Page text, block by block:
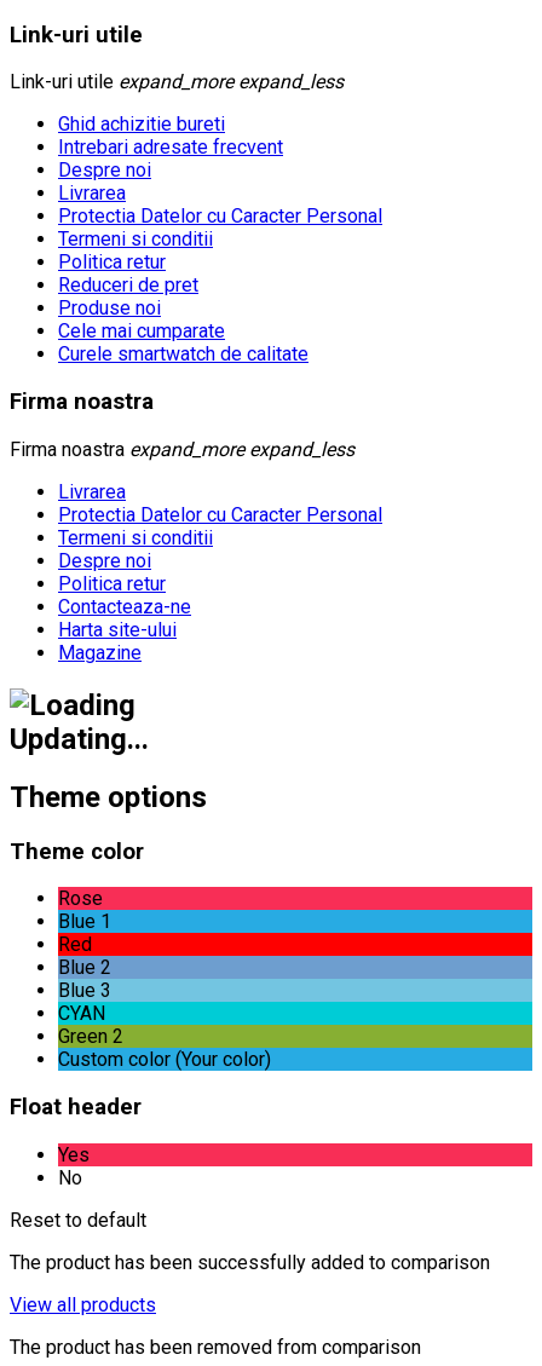
Link-uri utile
Link-uri utile expand_more expand_less
Ghid achizitie bureti
Intrebari adresate frecvent
Despre noi
Livrarea
Protectia Datelor cu Caracter Personal
Termeni si conditii
Politica retur
Reduceri de pret
Produse noi
Cele mai cumparate
Curele smartwatch de calitate
Firma noastra
Firma noastra expand_more expand_less
Livrarea
Protectia Datelor cu Caracter Personal
Termeni si conditii
Despre noi
Politica retur
Contacteaza-ne
Harta site-ului
Magazine
Updating...
Theme options
Theme color
Rose
Blue 1
Red
Blue 2
Blue 3
CYAN
Green 2
Custom color (Your color)
Float header
Yes
No
Reset to default
The product has been successfully added to comparison
View all products
The product has been removed from comparison